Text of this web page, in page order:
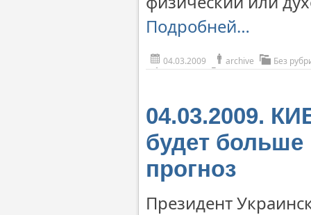
Подробней…
04.03.2009 archive Без
04.03.2009.
будет
прогноз
Президент